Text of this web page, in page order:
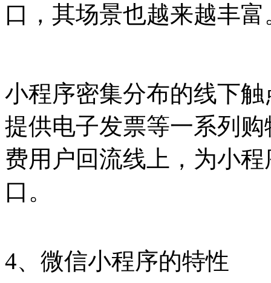
口，其场景也越来越丰富
小程序密集分布的线下
提供电子发票等一系列
费用户回流线上，为小
口。
4、微信小程序的特性